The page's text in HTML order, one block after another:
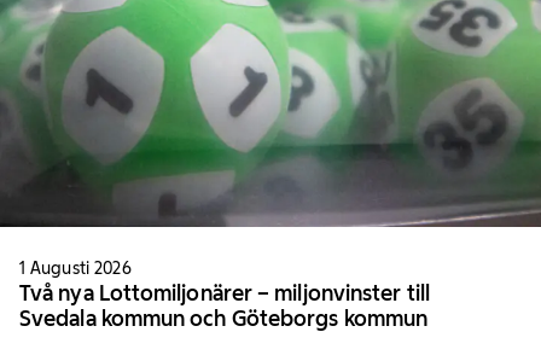
1 Augusti 2026
Två nya Lottomiljonärer – miljonvinster till
Svedala kommun och Göteborgs kommun